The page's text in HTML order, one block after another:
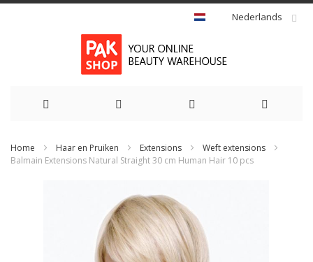
Nederlands
naar
Home Haar en Pruiken Extensions
Weft extensions
Balmain Extensions Natural Straight 30 cm Human Hair 10 pcs